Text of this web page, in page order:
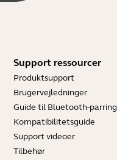
Support ressourcer
Produktsupport
Brugervejledninger
Guide til Bluetooth-parring
Kompatibilitetsguide
Support videoer
Tilbehør